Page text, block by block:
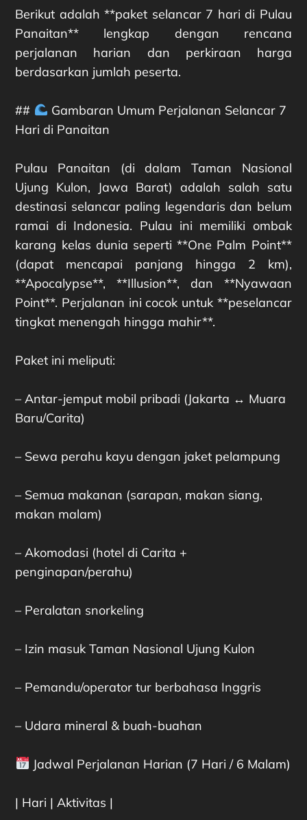
Berikut adalah **paket selancar 7 hari di Pulau
Panaitan** lengkap dengan rencana
perjalanan harian dan perkiraan harga
berdasarkan jumlah peserta.
##
Gambaran Umum Perjalanan Selancar 7
Hari di Panaitan
Pulau Panaitan (di dalam Taman Nasional
Ujung Kulon, Jawa Barat) adalah salah satu
destinasi selancar paling legendaris dan belum
ramai di Indonesia. Pulau ini memiliki ombak
karang kelas dunia seperti **One Palm Point**
(dapat mencapai panjang hingga 2 km),
**Apocalypse**, **Illusion**, dan **Nyawaan
Point**. Perjalanan ini cocok untuk **peselancar
tingkat menengah hingga mahir**.
Paket ini meliputi:
– Antar-jemput mobil pribadi (Jakarta ↔ Muara
Baru/Carita)
– Sewa perahu kayu dengan jaket pelampung
– Semua makanan (sarapan, makan siang,
makan malam)
– Akomodasi (hotel di Carita +
penginapan/perahu)
– Peralatan snorkeling
– Izin masuk Taman Nasional Ujung Kulon
– Pemandu/operator tur berbahasa Inggris
– Udara mineral & buah-buahan
Jadwal Perjalanan Harian (7 Hari / 6 Malam)
| Hari | Aktivitas |